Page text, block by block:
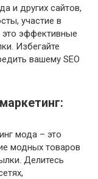
и других сайтов,
участие в
эффективные
Избегайте
вашему SEO
мода – это
модных товаров
Делитесь